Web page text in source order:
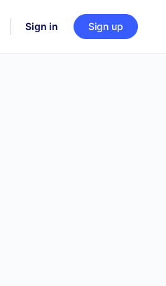
Sign in Sign up